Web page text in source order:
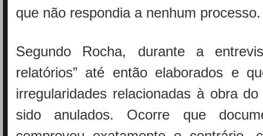
que não respondia a nenhum processo.
Segundo Rocha, durante a
relatórios” até então elaborados e
irregularidades relacionadas à obra
sido anulados. Ocorre que